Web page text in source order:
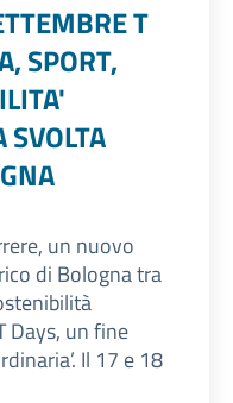
T
SPORT,
un nuovo
di Bologna tra
Days, un fine
Il 17 e 18